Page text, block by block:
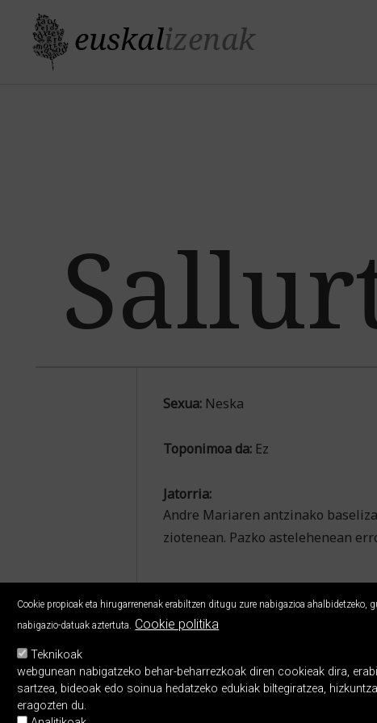
Sexua: Neska
Toponimoa da: Ez
Jatorria:
Andre Mariaren antzinako
ziotenean. Pazko astelehenean
Cookie propioak eta hirugarrenenak erabiltzen ditugu zure nabigazioa ahalbidetzeko,
nabigazio-datuak aztertuta.
Cookie politika
Teknikoak
webgunean nabigatzeko behar-beharrezkoak diren cookieak dira,
sartzea, bideoak edo soinua hedatzeko edukiak biltegiratzea,
eragozten du.